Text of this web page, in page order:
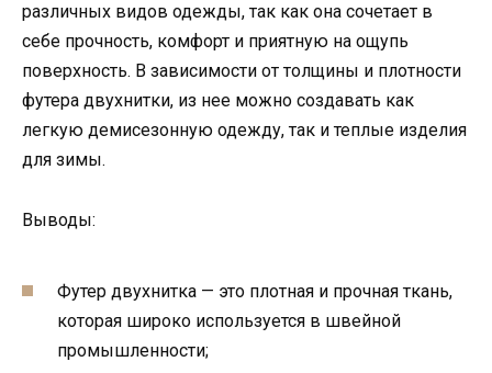
различных видов одежды, так как она сочетает в
себе прочность, комфорт и приятную на ощупь
поверхность. В зависимости от толщины и плотности
футера двухнитки, из нее можно создавать как
легкую демисезонную одежду, так и теплые изделия
для зимы.
Выводы:
Футер двухнитка — это плотная и прочная ткань,
которая широко используется в швейной
промышленности;